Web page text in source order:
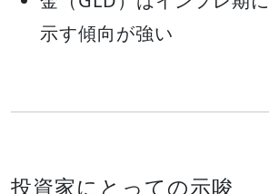
示す傾向が強い
投資家にとっての示唆